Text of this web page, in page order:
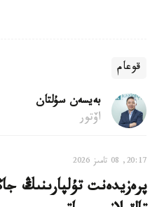
قوعام
بەيسەن سۇلتان
اۆتور
20:17, 08 تامىز 2026
پرەزيدەنت تۇلپارىنىڭ